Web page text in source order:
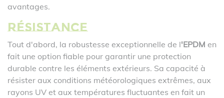
avantages.
Résistance
Tout d'abord, la robustesse exceptionnelle de l'EPDM en
fait une option fiable pour garantir une protection
durable contre les éléments extérieurs. Sa capacité à
résister aux conditions météorologiques extrêmes, aux
rayons UV et aux températures fluctuantes en fait un